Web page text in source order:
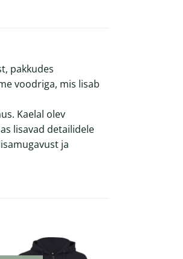
pakkudes
voodriga, mis lisab
Kaelal olev
lisavad detailidele
ja